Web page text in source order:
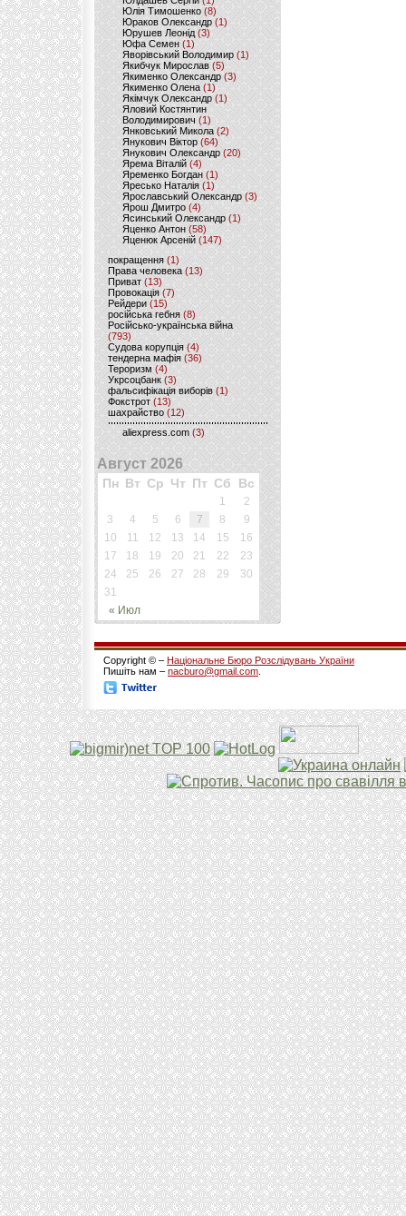
Юлія Тимошенко (8)
Юраков Олександр (1)
Юрушев Леонід (3)
Юфа Семен (1)
Яворівський Володимир (1)
Якибчук Мирослав (5)
Якименко Олександр (3)
Якименко Олена(1)
Якімчук Олександр (1)
Яловий Костянтин
Володимирович (1)
Янковський Микола(2)
Янукович Віктор (64)
Янукович Олександр(20)
Ярема Віталій(4)
Яременко Богдан(1)
Яресько Наталія(1)
Ярославський Олександр (3)
Ярош Дмитро (4)
Ясинський Олександр (1)
Яценко Антон(58)
Яценюк Арсеній (147)
покращення (1)
Права человека(13)
Приват (13)
Провокація (7)
Рейдери (15)
російська гебня (8)
Російсько-українська війна
(793)
Судова корупція (4)
тендерна мафія (36)
Тероризм (4)
Укрсоцбанк (3)
фальсифікація виборів (1)
Фокстрот(13)
шахрайство (12)
aliexpress.com (3)
Август 2026
Пн Вт Ср Чт Пт Сб Вс
« Июл
1
2
3
4 5 6 7 8
9
10
11 12 13 14 15
16
17
18 19 20 21 22
23
24
25 26 27 28 29
30
31
Copyright © – Національне Бюро Розслідувань України
Пишіть нам – nacburo@gmail.com